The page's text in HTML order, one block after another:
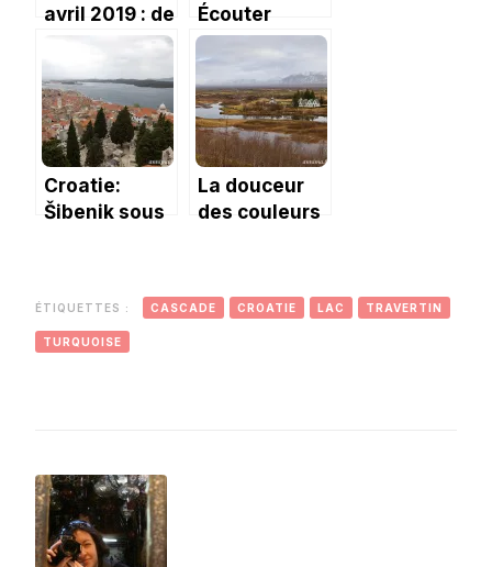
avril 2019 : de
Toulouse à la
Croatie !
Écouter
l’orgue marin
à Zadar
Croatie:
Šibenik sous
La douceur
des couleurs
ÉTIQUETTES : CASCADE CROATIE LAC TRAVERTIN
TURQUOISE